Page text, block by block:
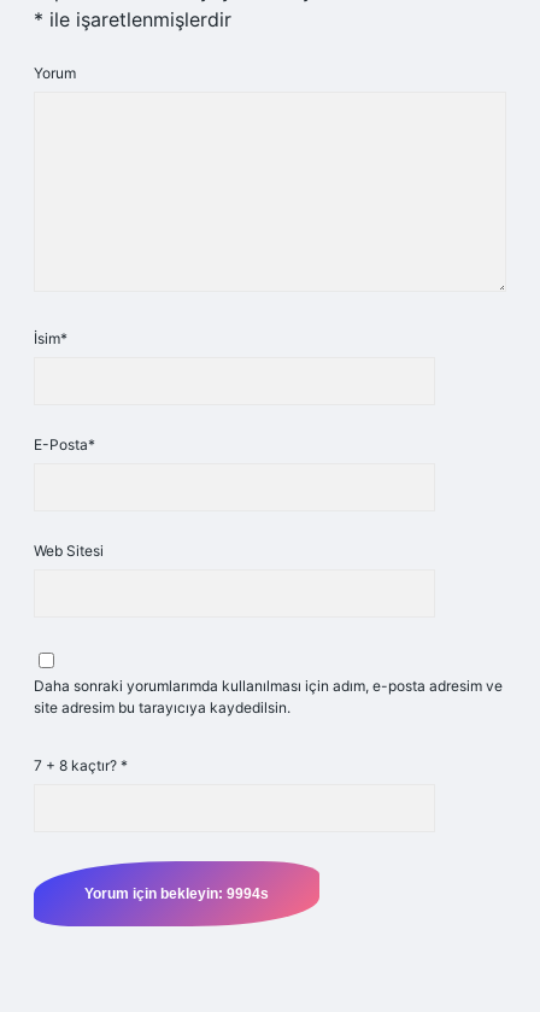
* ile işaretlenmişlerdir
Yorum
İsim*
E-Posta*
Web Sitesi
Daha sonraki yorumlarımda kullanılması için adım, e-posta adresim ve
site adresim bu tarayıcıya kaydedilsin.
7 + 8 kaçtır? *